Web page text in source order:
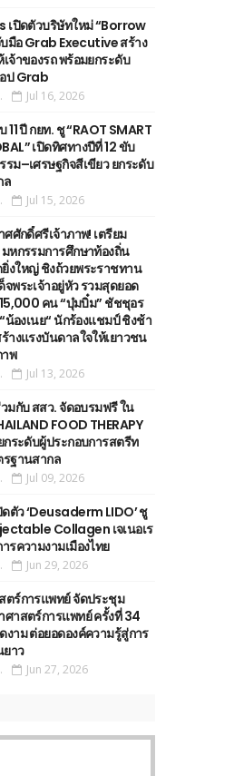
เปิดตัวบริษัทใหม่ “Borrow
มือ Grab Executive สร้าง
จ้าของรถ พร้อมยกระดับ
ป Grab
Jul 16, 2026
11 ปี กยท. ชู “RAOT SMART
เปิดทิศทางปีที่ 12 ขับ
รม–เศรษฐกิจสีเขียว ยกระดับ
ล
Jul 15, 2026
ศศักดิ์ศรีเจ้าภาพ! เตรียม
หกรรมการศึกษาท้องถิ่น
งใหญ่ ชิงถ้วยพระราชทาน
พระเจ้าอยู่หัว รวมสุดยอด
คน “บุ๋มบิ๋ม” ชัชชุอร
น้องเนย“ นักร้องแชมป์ ชิงช้า
างแรงบันดาลใจให้เยาวชน
พ
Jul 13, 2026
มกับ สสว. จัดอบรมฟรี ใน
FOOD THERAPY
กระดับผู้ประกอบการสตรีท
ฐานสากล
Jul 09, 2026
ดตัว ‘Deusaderm LIDO’ ชู
Collagen เจเนอเร
รความงามเมืองไทย
Jun 29, 2026
ตร์การแพทย์ จัดประชุม
ศาสตร์การแพทย์ ครั้งที่ 34
งาม ต่อยอดองค์ความรู้สู่การ
าว
Jun 27, 2026